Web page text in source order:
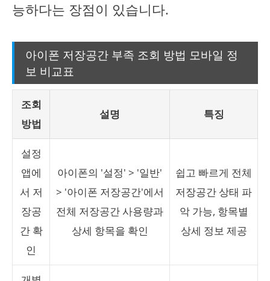
능하다는 장점이 있습니다.
아이폰 저장공간 부족 조회 방법 모바일 정
보 비교표
조회
방법
설명 특징
설정
앱에
서 저
장공
간 확
인
아이폰의 '설정' > '일반'
> '아이폰 저장공간'에서
전체 저장공간 사용량과
상세 항목을 확인
쉽고 빠르게 전체
저장공간 상태 파
악 가능, 항목별
상세 정보 제공